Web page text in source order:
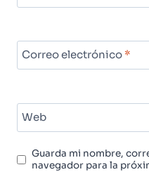
Correo electrónico *
Web
Guarda mi nombre,
navegador para la